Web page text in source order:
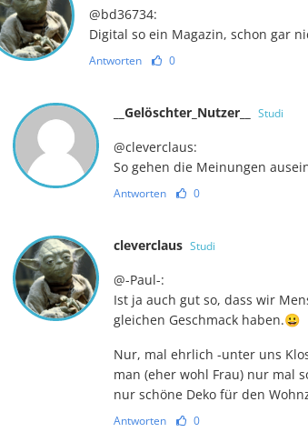
@bd36734:
Digital so ein Magazin, schon gar
Antworten 0
__Gelöschter_Nutzer__ Studi
@cleverclaus:
So gehen die Meinungen
Antworten 0
cleverclaus Studi
@-Paul-:
Ist ja auch gut so, dass wir
gleichen Geschmack haben.😀
Nur, mal ehrlich -unter uns
man (eher wohl Frau) nur mal
nur schöne Deko für den
Antworten 0